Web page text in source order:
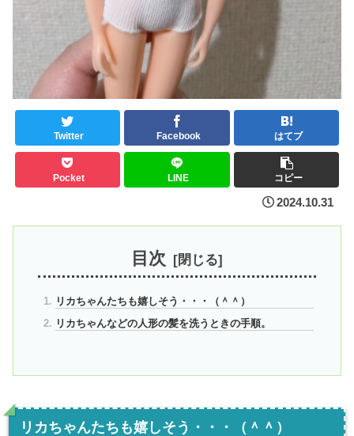
Twitter Facebook はてブ
Pocket LINE コピー
2024.10.31
目次
リカちゃんたちも嬉しそう・・・（＾＾）
リカちゃんなどの人形の髪を洗うときの手順。
リカちゃんたちも嬉しそう・・・（＾＾）